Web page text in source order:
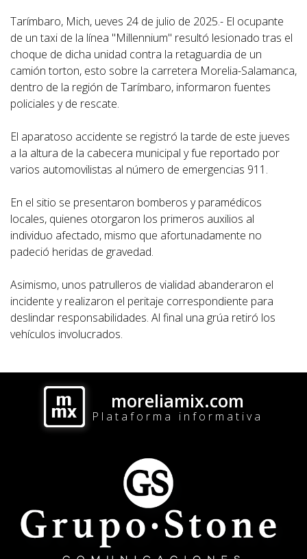
Tarímbaro, Mich, ueves 24 de julio de 2025.- El ocupante
de un taxi de la línea "Millennium" resultó lesionado tras el
choque de dicha unidad contra la retaguardia de un
camión torton, esto sobre la carretera Morelia-Salamanca,
dentro de la región de Tarímbaro, informaron fuentes
policiales y de rescate.
El aparatoso accidente se registró la tarde de este jueves
a la altura de la cabecera municipal y fue reportado por
varios automovilistas al número de emergencias 911.
En el sitio se presentaron bomberos y paramédicos
locales, quienes otorgaron los primeros auxilios al
individuo afectado, mismo que afortunadamente no
padeció heridas de gravedad.
Asimismo, unos patrulleros de vialidad abanderaron el
incidente y realizaron el peritaje correspondiente para
deslindar responsabilidades. Al final una grúa retiró los
vehículos involucrados.
moreliamix.com
Plataforma informativa